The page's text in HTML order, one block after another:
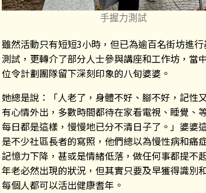
手握力測試
雖然活動只有短短3小時，但已為逾百名街坊進
測試，更轉介了部分人士參與講座和工作坊，當
位令計劃團隊留下深刻印象的八旬婆婆。
她總是說：「人老了，身體不好、腳不好，記性
有心情外出，多數時間都待在家看電視、睡覺、
每日都是這樣，慢慢地已分不清日子了。」婆婆
是不少社區長者的寫照，他們總以為慢性病和痛
記憶力下降，甚或是情緒低落，做任何事都提不
年老必然出現的狀況，但其實只要及早獲得識別
每個人都可以活出健康耆年。